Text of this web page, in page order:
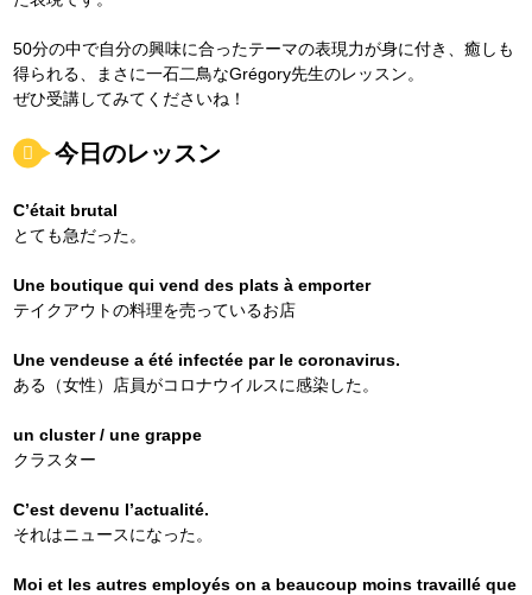
50分の中で自分の興味に合ったテーマの表現力が身に付き、癒しも
得られる、まさに一石二鳥なGrégory先生のレッスン。
ぜひ受講してみてくださいね！
今日のレッスン
C’était brutal
とても急だった。
Une boutique qui vend des plats à emporter
テイクアウトの料理を売っているお店
Une vendeuse a été infectée par le coronavirus.
ある（女性）店員がコロナウイルスに感染した。
un cluster / une grappe
クラスター
C’est devenu l’actualité.
それはニュースになった。
Moi et les autres employés on a beaucoup moins travaillé que